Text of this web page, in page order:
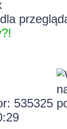
535325